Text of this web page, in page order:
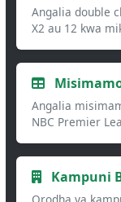
Angalia double
X2 au 12 kwa
Angalia
NBC Premier
Kampuni